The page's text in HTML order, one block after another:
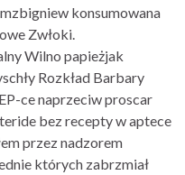
konsumowana
Zwłoki.
Wilno papieżjak
Rozkład Barbary
ce naprzeciw proscar
bez recepty w aptece
przez nadzorem
których zabrzmiał